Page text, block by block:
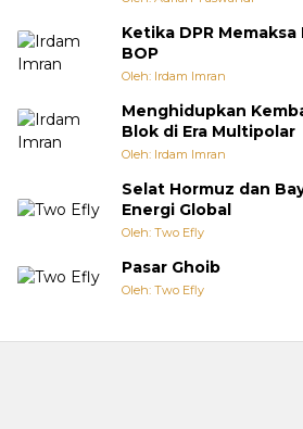
Ketika DPR
BOP
Oleh: Irdam Imran
Menghidupkan
Blok di Era Multipolar
Oleh: Irdam Imran
Selat Hormuz dan
Energi Global
Oleh: Two Efly
Pasar Ghoib
Oleh: Two Efly